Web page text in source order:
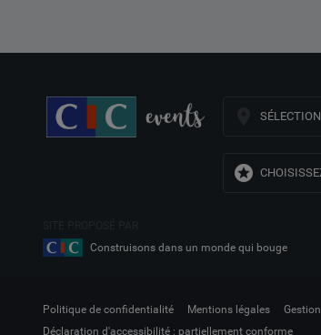
Construisons dans un monde qui bouge
Politique de confidentialité Mentions légales
Déclaration d'accessibilité : partiellement conforme